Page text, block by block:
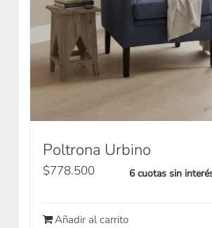
Poltrona Urbino
$778.500 6 cuotas sin
Añadir al carrito